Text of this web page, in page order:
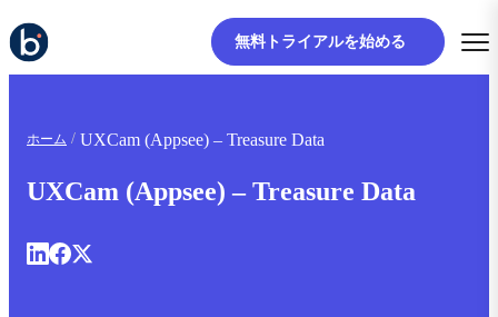
無料トライアルを始める
ホーム UXCam (Appsee) – Treasure Data
UXCam (Appsee) – Treasure Data